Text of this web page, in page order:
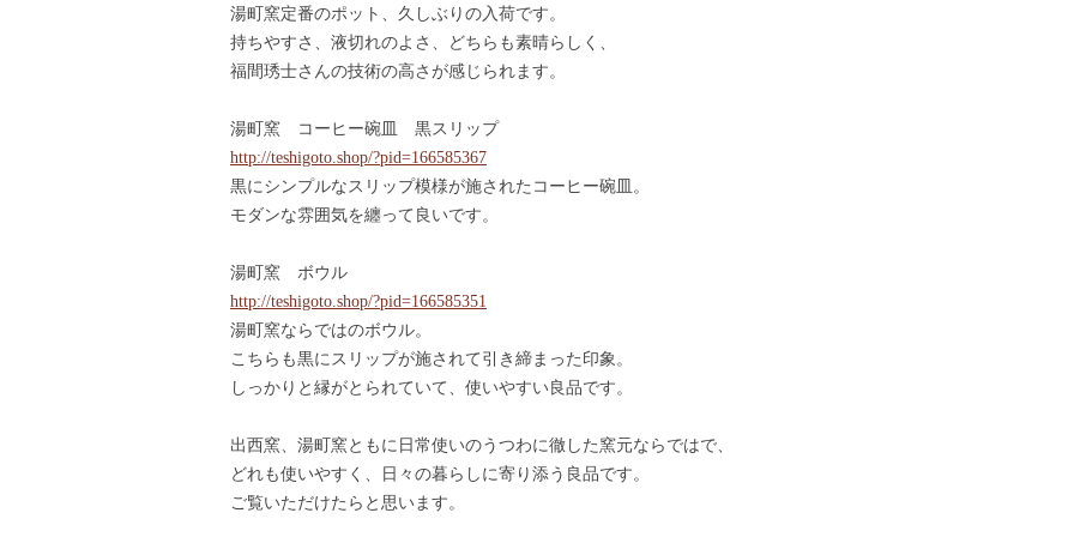
湯町窯定番のポット、久しぶりの入荷です。
持ちやすさ、液切れのよさ、どちらも素晴らしく、
福間琇士さんの技術の高さが感じられます。
湯町窯 コーヒー碗皿 黒スリップ
http://teshigoto.shop/?pid=166585367
黒にシンプルなスリップ模様が施されたコーヒー碗皿。
モダンな雰囲気を纏って良いです。
湯町窯 ボウル
http://teshigoto.shop/?pid=166585351
湯町窯ならではのボウル。
こちらも黒にスリップが施されて引き締まった印象。
しっかりと縁がとられていて、使いやすい良品です。
出西窯、湯町窯ともに日常使いのうつわに徹した窯元ならではで、
どれも使いやすく、日々の暮らしに寄り添う良品です。
ご覧いただけたらと思います。